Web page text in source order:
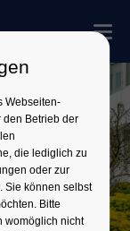
Webseiten-
den Betrieb der
die lediglich zu
oder zur
Sie können selbst
Bitte
womöglich nicht